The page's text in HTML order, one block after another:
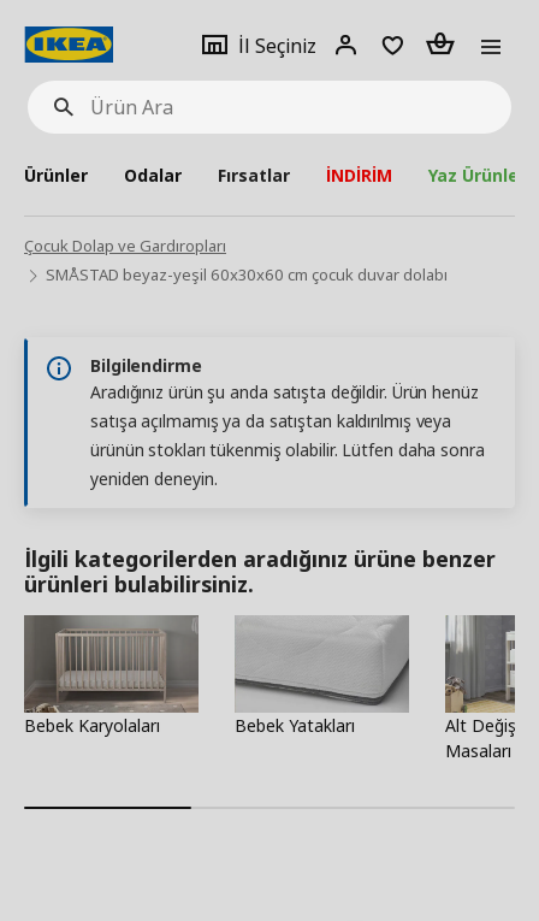
Ürün
Ara
İl Seçiniz
Giriş
Adet
Ürünler Odalar Fırsatlar İNDİRİM Yaz Ürünleri
Çocuk Dolap ve Gardıropları
SMÅSTAD beyaz-yeşil 60x30x60 cm çocuk duvar dolabı
Bilgilendirme
Aradığınız ürün şu anda satışta değildir. Ürün henüz
satışa açılmamış ya da satıştan kaldırılmış veya
ürünün stokları tükenmiş olabilir. Lütfen daha sonra
yeniden deneyin.
İlgili kategorilerden aradığınız ürüne benzer
ürünleri bulabilirsiniz.
Bebek Karyolaları Bebek Yatakları
Alt
Masaları